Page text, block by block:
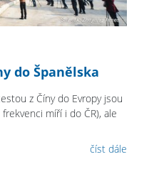
do Španělska
z Číny do Evropy jsou
míří i do ČR), ale
číst dále